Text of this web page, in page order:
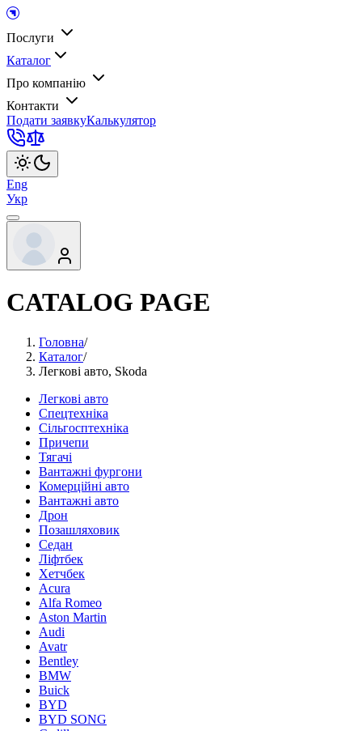
Послуги
Каталог
Про компанію
Контакти
Подати заявкуКалькулятор
Eng
Укр
CATALOG PAGE
Головна/
Каталог/
Легкові авто, Skoda
Легкові авто
Спецтехніка
Сільгосптехніка
Причепи
Тягачі
Вантажні фургони
Комерційні авто
Вантажні авто
Дрон
Позашляховик
Седан
Ліфтбек
Хетчбек
Acura
Alfa Romeo
Aston Martin
Audi
Avatr
Bentley
BMW
Buick
BYD
BYD SONG